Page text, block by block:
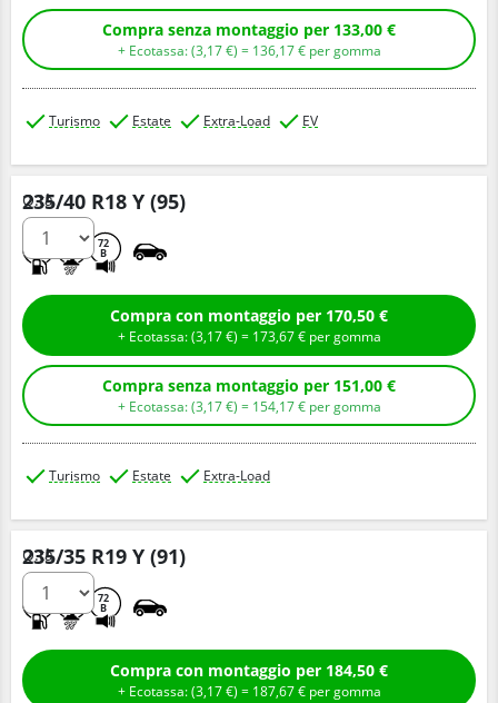
Compra senza montaggio per 133,00 €
+ Ecotassa: (3,17€ ) = 136,17€ per gomma
Turismo Estate Extra-Load EV
235/40 R18 Y (95)
72
B
Q.tà
Compra con montaggio per 170,50 €
+ Ecotassa: (3,17€ ) = 173,67€ per gomma
Compra senza montaggio per 151,00 €
+ Ecotassa: (3,17€ ) = 154,17€ per gomma
Turismo Estate Extra-Load
235/35 R19 Y (91)
72
B
Q.tà
Compra con montaggio per 184,50 €
+ Ecotassa: (3,17€ ) = 187,67€ per gomma